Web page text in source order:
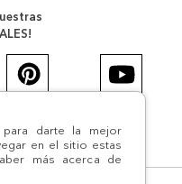
para darte la mejor
en el sitio estas
más acerca de